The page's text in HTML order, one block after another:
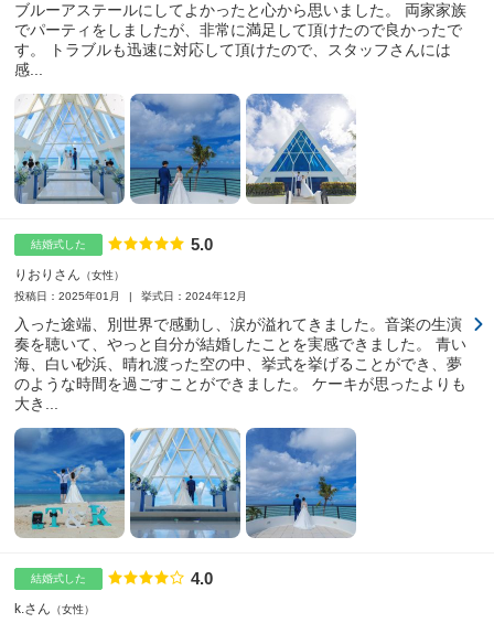
ブルーアステールにしてよかったと心から思いました。 両家家族
でパーティをしましたが、非常に満足して頂けたので良かったで
す。 トラブルも迅速に対応して頂けたので、スタッフさんには
感...
結婚式した 点数
5.0
りおりさん
女性
投稿日：2025年01月
挙式日：2024年12月
入った途端、別世界で感動し、涙が溢れてきました。音楽の生演
奏を聴いて、やっと自分が結婚したことを実感できました。 青い
海、白い砂浜、晴れ渡った空の中、挙式を挙げることができ、夢
のような時間を過ごすことができました。 ケーキが思ったよりも
大き...
結婚式した 点数
4.0
k.さん
女性